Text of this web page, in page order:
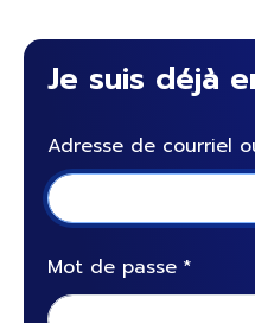
Je suis déjà
Adresse de courriel
Mot de passe